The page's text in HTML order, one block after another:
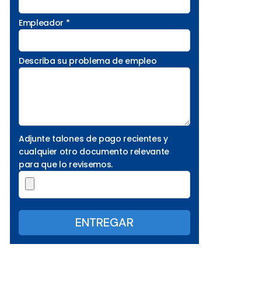
Empleador *
Describa su problema de empleo
Adjunte talones de pago recientes y
cualquier otro documento relevante
para que lo revisemos.